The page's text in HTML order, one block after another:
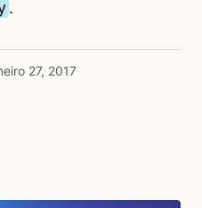
.
27, 2017
Skolaude!!!